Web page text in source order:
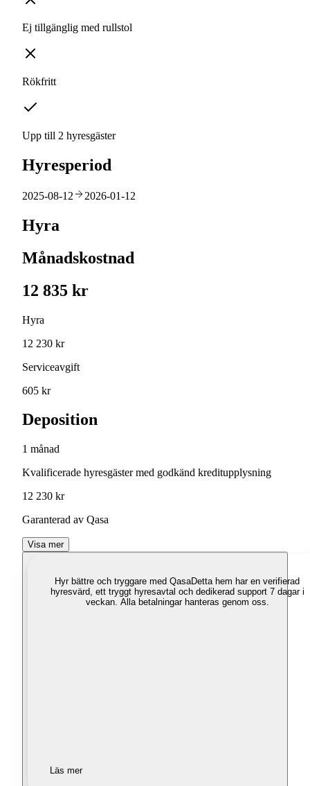
Ej tillgänglig med rullstol
Rökfritt
Upp till 2 hyresgäster
Hyresperiod
2025-08-12 2026-01-12
Hyra
Månadskostnad
12 835 kr
Hyra
12 230 kr
Serviceavgift
605 kr
Deposition
1 månad
Kvalificerade hyresgäster med godkänd kreditupplysning
12 230 kr
Garanterad av Qasa
Visa mer
Hyr bättre och tryggare med QasaDetta hem har en verifierad
hyresvärd, ett tryggt hyresavtal och dedikerad support 7 dagar i
veckan. Alla betalningar hanteras genom oss.
Läs mer